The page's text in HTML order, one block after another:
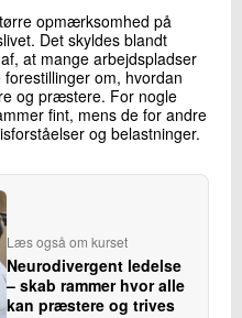
opmærksomhed på
Det skyldes blandt
at mange arbejdspladser
om, hvordan
og præstere. For nogle
fint, mens de for andre
og belastninger.
Læs også om kurset
Neurodivergent ledelse
– skab rammer hvor alle
kan præstere og trives